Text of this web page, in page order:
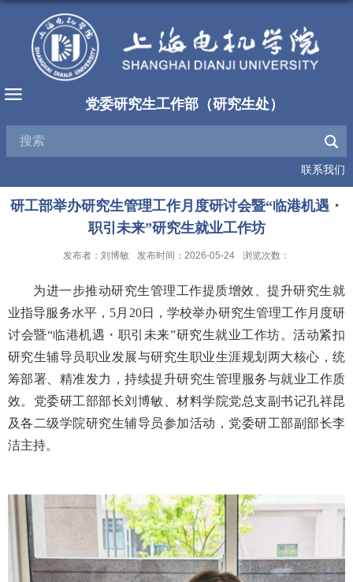
党委研究生工作部（研究生处）
联系我们
研工部举办研究生管理工作月度研讨会暨“临港机遇・
职引未来”研究生就业工作坊
发布者：刘博敏 发布时间：2026-05-24 浏览次数：
为进一步推动研究生管理工作提质增效、提升研究生就
业指导服务水平， 5月 20日，学校举办研究生管理工作月度研
讨会暨“临港机遇・职引未来”研究生就业工作坊。活动紧扣
研究生辅导员职业发展与研究生职业生涯规划两大核心，统
筹部署、精准发力，持续提升研究生管理服务与就业工作质
效。党委研工部部长刘博敏、材料学院党总支副书记孔祥昆
及各二级学院研究生辅导员参加活动，党委研工部副部长李
洁主持。